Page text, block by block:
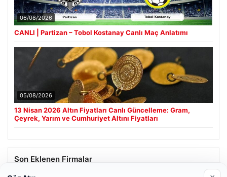
06/08/2026
CANLI | Partizan – Tobol Kostanay Canlı Maç Anlatımı
05/08/2026
13 Nisan 2026 Altın Fiyatları Canlı Güncelleme: Gram,
Çeyrek, Yarım ve Cumhuriyet Altını Fiyatları
Son Eklenen Firmalar